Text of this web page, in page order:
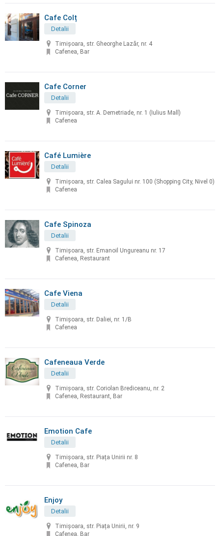
Cafe Colț
Detalii
Timișoara, str. Gheorghe Lazăr, nr. 4
Cafenea, Bar
Cafe Corner
Detalii
Timișoara, str. A. Demetriade, nr. 1 (Iulius Mall)
Cafenea
Café Lumière
Detalii
Timișoara, str. Calea Sagului nr. 100 (Shopping City, Nivel 0)
Cafenea
Cafe Spinoza
Detalii
Timișoara, str. Emanoil Ungureanu nr. 17
Cafenea, Restaurant
Cafe Viena
Detalii
Timișoara, str. Daliei, nr. 1/B
Cafenea
Cafeneaua Verde
Detalii
Timișoara, str. Coriolan Brediceanu, nr. 2
Cafenea, Restaurant, Bar
Emotion Cafe
Detalii
Timișoara, str. Piața Unirii nr. 8
Cafenea, Bar
Enjoy
Detalii
Timișoara, str. Piața Unirii, nr. 9
Cafenea, Bar